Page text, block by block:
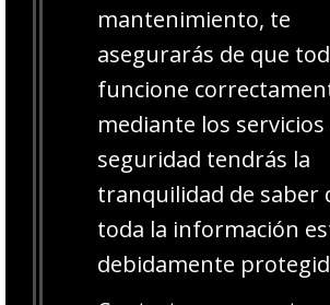
mantenimiento, te
asegurarás de que
funcione
mediante los servicios
seguridad tendrás la
tranquilidad de saber
toda la información
debidamente